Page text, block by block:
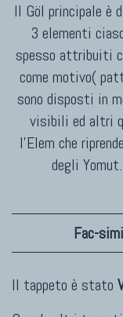
Il Göl principale è
3 elementi
spesso attribuiti
come motivo(
sono disposti in
visibili ed altri
l'Elem che
degli
Fac-
Il tappeto è stato